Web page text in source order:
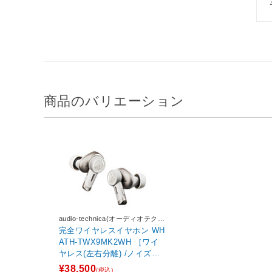
商品のバリエーション
audio-technica(オーディオテクニ
カ)
完全ワイヤレスイヤホン WH
ATH-TWX9MK2WH ［ワイ
ヤレス(左右分離) /ノイズキ
ャンセリング対応 /Bluetoot
¥38,500(税込)